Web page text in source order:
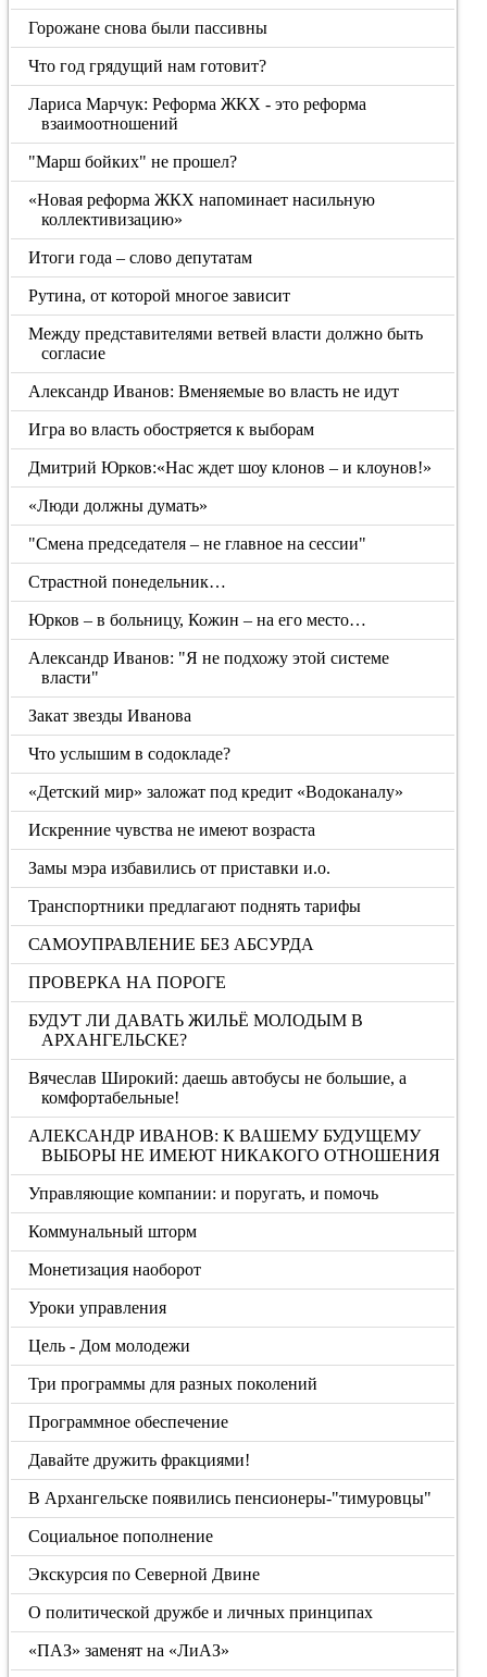
Горожане снова были пассивны
Что год грядущий нам готовит?
Лариса Марчук: Реформа ЖКХ - это реформа
взаимоотношений
"Марш бойких" не прошел?
«Новая реформа ЖКХ напоминает насильную
коллективизацию»
Итоги года – слово депутатам
Рутина, от которой многое зависит
Между представителями ветвей власти должно быть
согласие
Александр Иванов: Вменяемые во власть не идут
Игра во власть обостряется к выборам
Дмитрий Юрков:«Нас ждет шоу клонов – и клоунов!»
«Люди должны думать»
"Смена председателя – не главное на сессии"
Страстной понедельник…
Юрков – в больницу, Кожин – на его место…
Александр Иванов: "Я не подхожу этой системе
власти"
Закат звезды Иванова
Что услышим в содокладе?
«Детский мир» заложат под кредит «Водоканалу»
Искренние чувства не имеют возраста
Замы мэра избавились от приставки и.о.
Транспортники предлагают поднять тарифы
САМОУПРАВЛЕНИЕ БЕЗ АБСУРДА
ПРОВЕРКА НА ПОРОГЕ
БУДУТ ЛИ ДАВАТЬ ЖИЛЬЁ МОЛОДЫМ В
АРХАНГЕЛЬСКЕ?
Вячеслав Широкий: даешь автобусы не большие, а
комфортабельные!
АЛЕКСАНДР ИВАНОВ: К ВАШЕМУ БУДУЩЕМУ
ВЫБОРЫ НЕ ИМЕЮТ НИКАКОГО ОТНОШЕНИЯ
Управляющие компании: и поругать, и помочь
Коммунальный шторм
Монетизация наоборот
Уроки управления
Цель - Дом молодежи
Три программы для разных поколений
Программное обеспечение
Давайте дружить фракциями!
В Архангельске появились пенсионеры-"тимуровцы"
Социальное пополнение
Экскурсия по Северной Двине
О политической дружбе и личных принципах
«ПАЗ» заменят на «ЛиАЗ»